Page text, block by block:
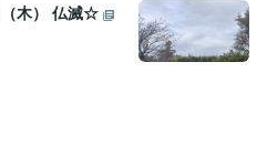
木） 仏滅☆